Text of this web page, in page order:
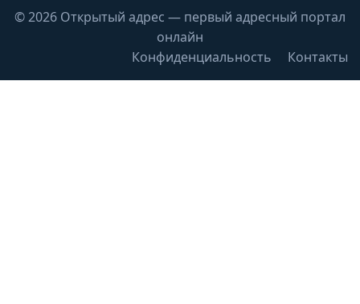
© 2026 Открытый адрес — первый адресный портал
онлайн
Конфиденциальность
Контакты